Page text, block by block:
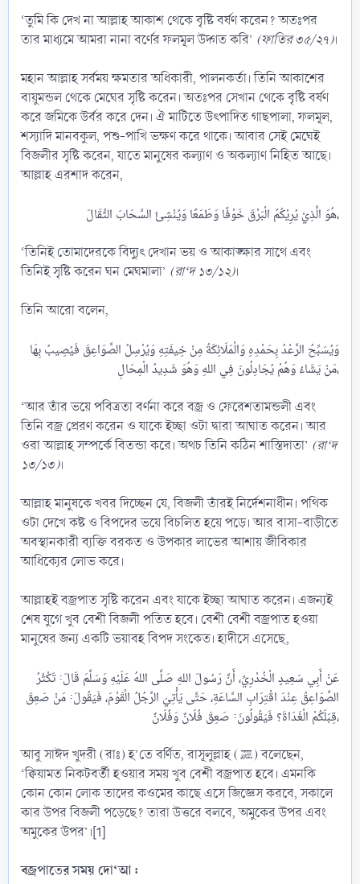
‘তুমি কি দেখ না আল্লাহ আকাশ থেকে বৃষ্টি বর্ষণ করেন? অতঃপর
তার মাধ্যমে আমরা নানা বর্ণের ফলমূল উদ্গত করি’ (ফাতির ৩৫/২৭)।
মহান আল্লাহ সর্বময় ক্ষমতার অধিকারী, পালনকর্তা। তিনি আকাশের
বায়ুমন্ডল থেকে মেঘের সৃষ্টি করেন। অতঃপর সেখান থেকে বৃষ্টি বর্ষণ
করে জমিকে উর্বর করে দেন। ঐ মাটিতে উৎপাদিত গাছপালা, ফলমূল,
শস্যাদি মানবকুল, পশু-পাখি ভক্ষণ করে থাকে। আবার সেই মেঘেই
বিজলীর সৃষ্টি করেন, যাতে মানুষের কল্যাণ ও অকল্যাণ নিহিত আছে।
আল্লাহ এরশাদ করেন,
هُوَ الَّذِيْ يُرِيْكُمُ الْبَرْقَ خَوْفًا وَطَمَعًا وَيُنْشِئُ السَّحَابَ الثِّقَالَ،​
‘তিনিই তোমাদেরকে বিদ্যুৎ দেখান ভয় ও আকাঙ্ক্ষার সাথে এবং
তিনিই সৃষ্টি করেন ঘন মেঘমালা’ (রা‘দ ১৩/১২)।
তিনি আরো বলেন,
وَيُسَبِّحُ الرَّعْدُ بِحَمْدِهِ وَالْمَلَائِكَةُ مِنْ خِيفَتِهِ وَيُرْسِلُ الصَّوَاعِقَ فَيُصِيبُ بِهَا
مَنْ يَشَاءُ وَهُمْ يُجَادِلُونَ فِي اللهِ وَهُوَ شَدِيدُ الْمِحَالِ،​
‘আর তাঁর ভয়ে পবিত্রতা বর্ণনা করে বজ্র ও ফেরেশতামন্ডলী এবং
তিনি বজ্র প্রেরণ করেন ও যাকে ইচ্ছা ওটা দ্বারা আঘাত করেন। আর
ওরা আল্লাহ সম্পর্কে বিতন্ডা করে। অথচ তিনি কঠিন শাস্তিদাতা’ (রা‘দ
১৩/১৩)।
আল্লাহ মানুষকে খবর দিচ্ছেন যে, বিজলী তাঁরই নির্দেশনাধীন। পথিক
ওটা দেখে কষ্ট ও বিপদের ভয়ে বিচলিত হয়ে পড়ে। আর বাসা-বাড়ীতে
অবস্থানকারী ব্যক্তি বরকত ও উপকার লাভের আশায় জীবিকার
আধিক্যের লোভ করে।
আল্লাহই বজ্রপাত সৃষ্টি করেন এবং যাকে ইচ্ছা আঘাত করেন। এজন্যই
শেষ যুগে খুব বেশী বিজলী পতিত হবে। বেশী বেশী বজ্রপাত হওয়া
মানুষের জন্য একটি ভয়াবহ বিপদ সংকেত। হাদীসে এসেছে,
عَنْ أَبِي سَعِيدٍ الْخُدْرِيِّ، أَنَّ رَسُولَ اللهِ صَلَّى اللهُ عَلَيْهِ وَسَلَّمَ قَالَ: تَكْثُرُ
الصَّوَاعِقُ عِنْدَ اقْتِرَابِ السَّاعَةِ، حَتَّى يَأْتِيَ الرَّجُلُ الْقَوْمَ، فَيَقُولَ: مَنْ صَعِقَ
قِبَلَكُمْ الْغَدَاةَ؟ فَيَقُولُونَ: صَعِقَ فُلَانٌ وَفُلَانٌ،​
আবু সাঈদ খুদরী (রাঃ) হ’তে বর্ণিত, রাসূলুল্লাহ (ﷺ) বলেছেন,
‘ক্বিয়ামত নিকটবর্তী হওয়ার সময় খুব বেশী বজ্রপাত হবে। এমনকি
কোন কোন লোক তাদের কওমের কাছে এসে জিজ্ঞেস করবে, সকালে
কার উপর বিজলী পড়েছে? তারা উত্তরে বলবে, অমুকের উপর এবং
অমুকের উপর’।[1]
বজ্রপাতের সময় দো‘আ :